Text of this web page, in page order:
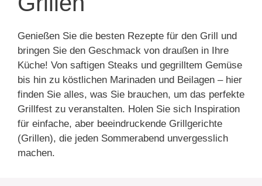
Genießen Sie die besten Rezepte für den Grill und
bringen Sie den Geschmack von draußen in Ihre
Küche! Von saftigen Steaks und gegrilltem Gemüse
bis hin zu köstlichen Marinaden und Beilagen – hier
finden Sie alles, was Sie brauchen, um das perfekte
Grillfest zu veranstalten. Holen Sie sich Inspiration
für einfache, aber beeindruckende Grillgerichte
(Grillen), die jeden Sommerabend unvergesslich
machen.